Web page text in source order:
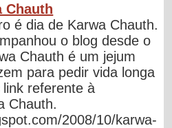
Chauth
é dia de Karwa Chauth.
o blog desde o
Chauth é um jejum
para pedir vida longa
referente à
Chauth.
2008/10/karwa-